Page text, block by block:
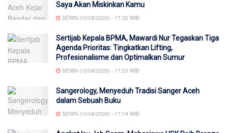
Saya Akan Miskinkan Kamu
SENIN (10/08/2026) - 17:32 WIB
Sertijab Kepala BPMA, Mawardi Nur Tegaskan Tiga
Agenda Prioritas: Tingkatkan Lifting,
Profesionalisme dan OptimaIkan Sumur
SENIN (10/08/2026) - 17:23 WIB
Sangerology, Menyeduh Tradisi Sanger Aceh
dalam Sebuah Buku
SENIN (10/08/2026) - 17:19 WIB